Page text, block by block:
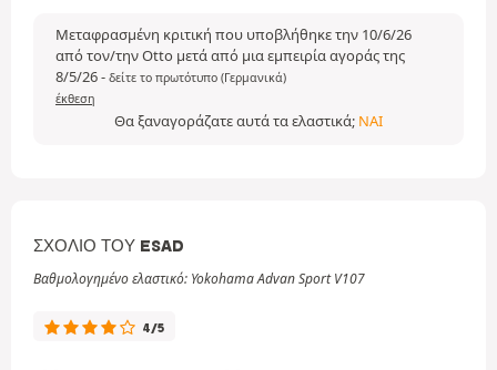
Μεταφρασμένη κριτική που υποβλήθηκε την 10/6/26
από τον/την Otto μετά από μια εμπειρία αγοράς της
8/5/26- δείτε το πρωτότυπο (Γερμανικά)
έκθεση
Θα ξαναγοράζατε αυτά τα ελαστικά; ΝΑΙ
ΣΧΌΛΙΟ ΤΟΥ ESAD
Βαθμολογημένο ελαστικό: Yokohama Advan Sport V107
4/5